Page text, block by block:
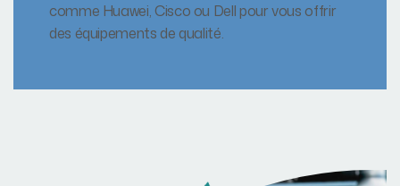
comme Huawei, Cisco ou Dell pour vous offrir
des équipements de qualité.